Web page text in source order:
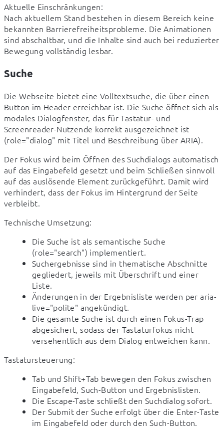
Aktuelle Einschränkungen:
Nach aktuellem Stand bestehen in diesem Bereich keine
bekannten Barrierefreiheitsprobleme. Die Animationen
sind abschaltbar, und die Inhalte sind auch bei reduzierter
Bewegung vollständig lesbar.
Suche
Die Webseite bietet eine Volltextsuche, die über einen
Button im Header erreichbar ist. Die Suche öffnet sich als
modales Dialogfenster, das für Tastatur- und
Screenreader-Nutzende korrekt ausgezeichnet ist
(role="dialog" mit Titel und Beschreibung über ARIA).
Der Fokus wird beim Öffnen des Suchdialogs automatisch
auf das Eingabefeld gesetzt und beim Schließen sinnvoll
auf das auslösende Element zurückgeführt. Damit wird
verhindert, dass der Fokus im Hintergrund der Seite
verbleibt.
Technische Umsetzung:
Die Suche ist als semantische Suche
(role="search") implementiert.
Suchergebnisse sind in thematische Abschnitte
gegliedert, jeweils mit Überschrift und einer
Liste.
Änderungen in der Ergebnisliste werden per aria-
live="polite" angekündigt.
Die gesamte Suche ist durch einen Fokus-Trap
abgesichert, sodass der Tastaturfokus nicht
versehentlich aus dem Dialog entweichen kann.
Tastatursteuerung:
Tab und Shift+Tab bewegen den Fokus zwischen
Eingabefeld, Such-Button und Ergebnislisten.
Die Escape-Taste schließt den Suchdialog sofort.
Der Submit der Suche erfolgt über die Enter-Taste
im Eingabefeld oder durch den Such-Button.